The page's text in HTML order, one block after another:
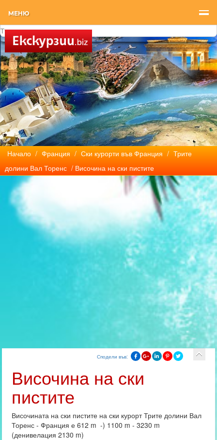
МЕНЮ
Начало / Франция / Ски курорти във Франция / Трите
долини Вал Торенс / Височина на ски пистите
Сподели във:
Височина на ски
пистите
Височината на ски пистите на ски курорт Трите долини Вал
Торенс - Франция е 612 m -) 1100 m - 3230 m
(денивелация 2130 m)